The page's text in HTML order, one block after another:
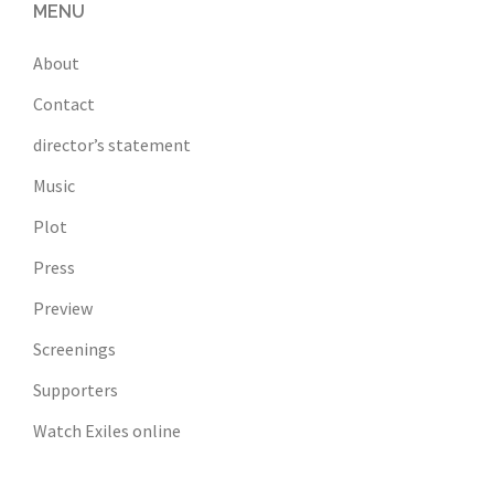
MENU
About
Contact
director’s statement
Music
Plot
Press
Preview
Screenings
Supporters
Watch Exiles online